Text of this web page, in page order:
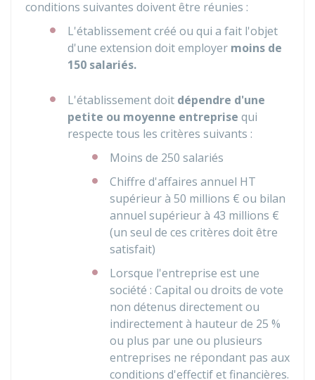
conditions suivantes doivent être réunies :
L'établissement créé ou qui a fait l'objet
d'une extension doit employer moins de
150 salariés.
L'établissement doit dépendre d'une
petite ou moyenne entreprise qui
respecte tous les critères suivants :
Moins de 250 salariés
Chiffre d'affaires annuel HT
supérieur à 50 millions € ou bilan
annuel supérieur à 43 millions €
(un seul de ces critères doit être
satisfait)
Lorsque l'entreprise est une
société : Capital ou droits de vote
non détenus directement ou
indirectement à hauteur de 25 %
ou plus par une ou plusieurs
entreprises ne répondant pas aux
conditions d'effectif et financières.